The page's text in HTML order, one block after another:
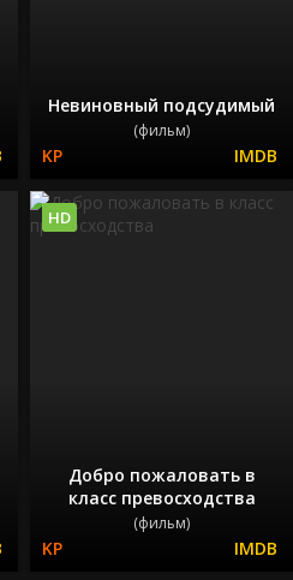
Невиновный подсудимый
(фильм)
Добро пожаловать в
класс превосходства
(фильм)
HD